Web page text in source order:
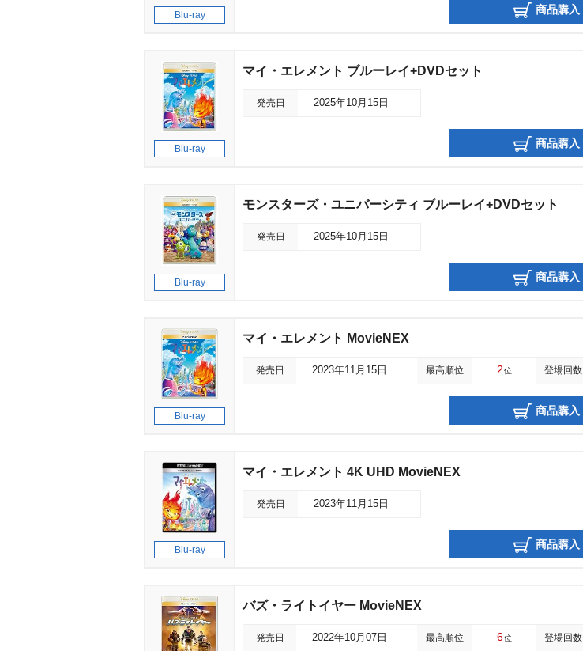
Blu-ray 商品購入
Blu-ray
マイ・エレメント ブルーレイ+DVDセット
発売日 2025年10月15日
商品購入
Blu-ray
モンスターズ・ユニバーシティ ブルーレイ+DVDセット
発売日 2025年10月15日
商品購入
Blu-ray
マイ・エレメント MovieNEX
発売日 2023年11月15日 最高順位 2位 登場回数
商品購入
Blu-ray
マイ・エレメント 4K UHD MovieNEX
発売日 2023年11月15日
商品購入
バズ・ライトイヤー MovieNEX
発売日 2022年10月07日 最高順位 6位 登場回数